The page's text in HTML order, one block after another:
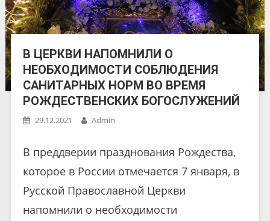
В ЦЕРКВИ НАПОМНИЛИ О
НЕОБХОДИМОСТИ СОБЛЮДЕНИЯ
САНИТАРНЫХ НОРМ ВО ВРЕМЯ
РОЖДЕСТВЕНСКИХ БОГОСЛУЖЕНИЙ
29.12.2021 Admin
В преддверии празднования Рождества,
которое в России отмечается 7 января, в
Русской Православной Церкви
напомнили о необходимости